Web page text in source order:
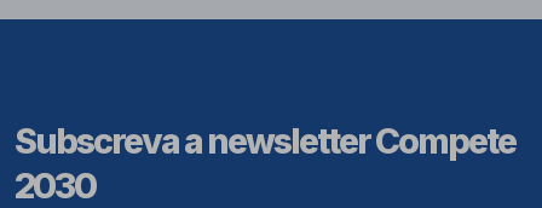
Subscreva a newsletter Compete
2030